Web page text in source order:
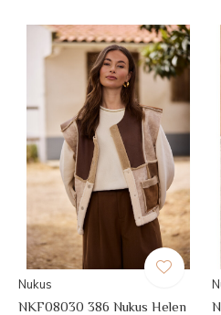
Nukus
NKF08030 386 Nukus Helen